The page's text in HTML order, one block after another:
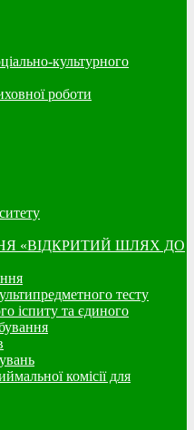
культурного
роботи
«ВІДКРИТИЙ ШЛЯХ ДО
тесту
іспиту та єдиного
комісії для